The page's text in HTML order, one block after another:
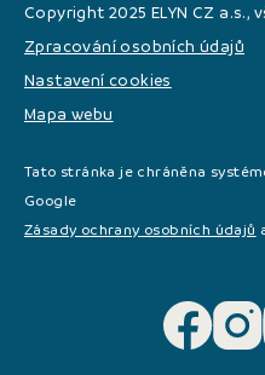
Copyright 2025 ELYN CZ a.s.,
Zpracování osobních údajů
Nastavení cookies
Mapa webu
Tato stránka je chráněna
Google
Zásady ochrany osobních údajů